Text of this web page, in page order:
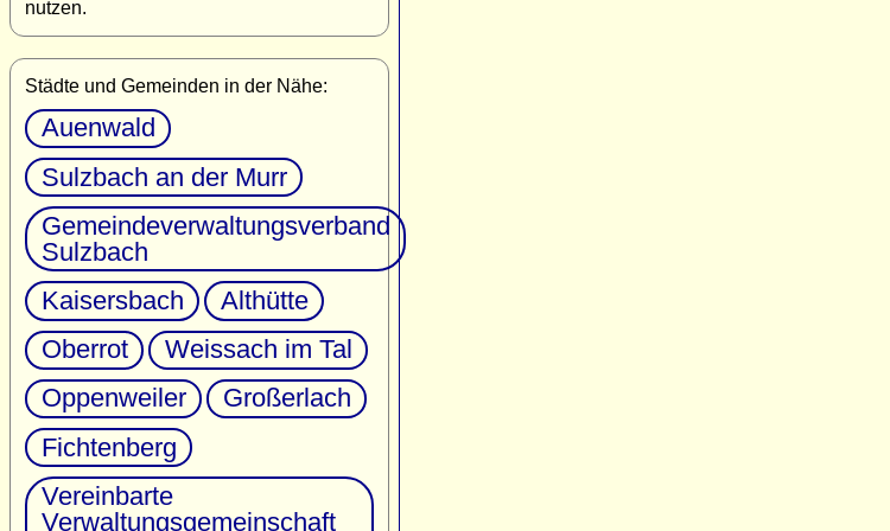
nutzen.
Städte und Gemeinden in der Nähe:
Auenwald
Sulzbach an der Murr
Gemeindeverwaltungsverband
Sulzbach
Kaisersbach
Althütte
Oberrot
Weissach im Tal
Oppenweiler
Großerlach
Fichtenberg
Vereinbarte
Verwaltungsgemeinschaft